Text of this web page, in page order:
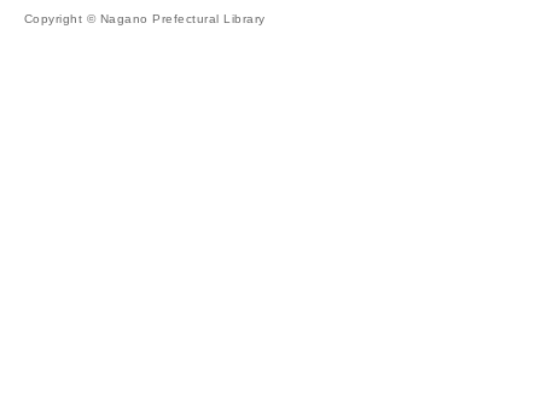
Copyright © Nagano Prefectural Library